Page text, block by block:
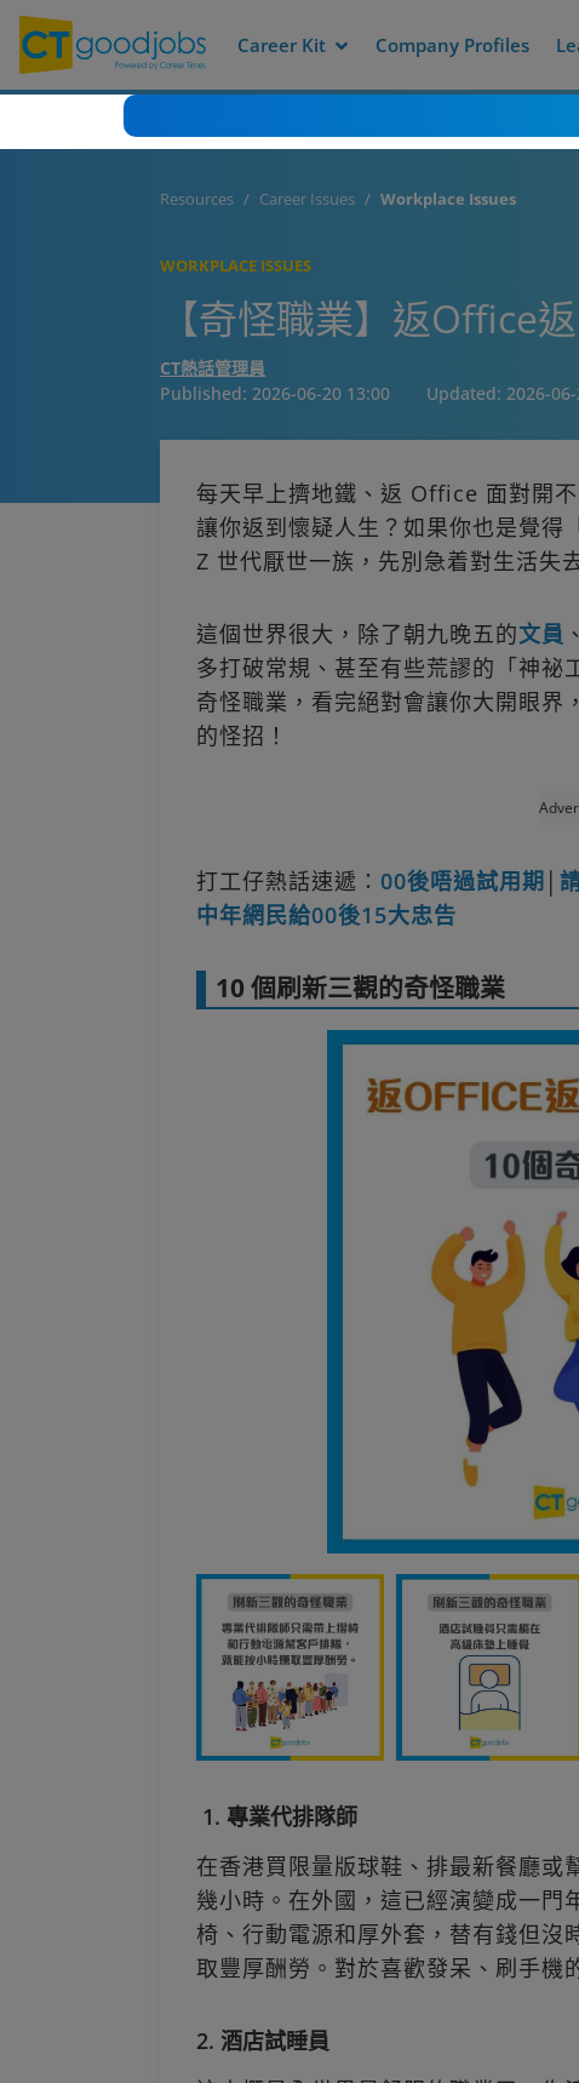
Career Kit Company Profiles
Resources Career Issues Workplace Issues
WORKPLACE ISSUES
【奇怪職業】返Office
CT熱話管理員
Published: 2026-06-20 13:00 Updated: 2026-06-
每天早上擠地鐵、返 Office 面對開
讓你返到懷疑人生？如果你也是覺
Z 世代厭世一族，先別急着對生活失
這個世界很大，除了朝九晚五的文員
多打破常規、甚至有些荒謬的「神
奇怪職業，看完絕對會讓你大開眼界
的怪招！
打工仔熱話速遞： 00後唔過試用期
中年網民給00後15大忠告
10 個刷新三觀的奇怪職業
1. 專業代排隊師
在香港買限量版球鞋、排最新餐廳或
幾小時。在外國，這已經演變成一門
椅、行動電源和厚外套，替有錢但沒
取豐厚酬勞。對於喜歡發呆、刷手機
2. 酒店試睡員